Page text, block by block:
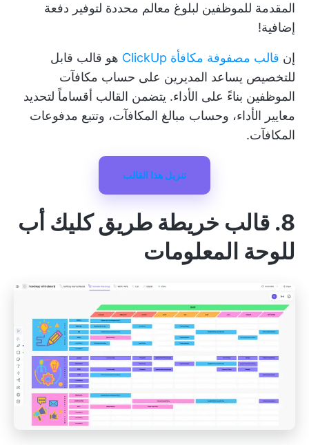
المقدمة للموظفين لبلوغ معالم محددة لتوفير دفعة
إضافية!
إن قالب مصفوفة مكافأة ClickUp
هو قالب قابل
للتخصيص يساعد المديرين على حساب مكافآت
الموظفين بناءً على الأداء. يتضمن القالب أقساماً لتحديد
معايير الأداء، وحساب مبالغ المكافآت، وتتبع مدفوعات
المكافآت.
تنزيل هذا القالب
8. قالب خريطة طريق كليك أب
للوحة المعلومات